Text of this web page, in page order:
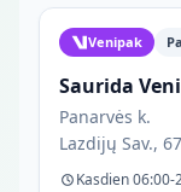
Venipak
Saurida
Panarvės k.
Lazdijų Sav.,
Kasdien 06:00-